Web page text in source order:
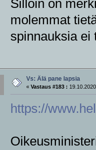
Silloin on
molemmat
spinnauksia ei
Vs: Älä pane lapsia
« Vastaus #183 :
https://